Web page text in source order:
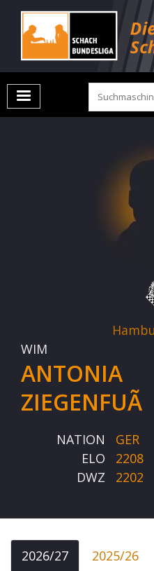
WIM
ANTONIA
ZIEGENFUÃ
NATION
GER
ELO
2208
DWZ
2202
2026/27 2025/26